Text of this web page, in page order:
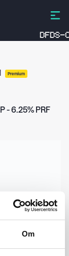
Om
DFDS-C
Premium
- 6.25% PRF